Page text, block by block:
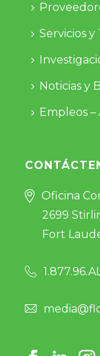
Servicios
Noticias y
Empleos
Oficina
2699
Fort